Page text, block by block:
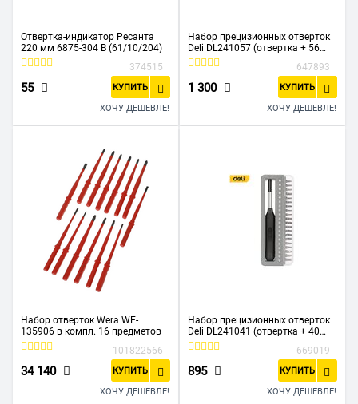
Отвертка-индикатор Ресанта
220 мм 6875-304 В (61/10/204)
374515
55 КУПИТЬ
ХОЧУ ДЕШЕВЛЕ!
Набор прецизионных отверток
Deli DL241057 (отвертка + 56
бит)
647893
1 300 КУПИТЬ
ХОЧУ ДЕШЕВЛЕ!
Набор отверток Wera WE-
135906 в компл. 16 предметов
101822566
34 140 КУПИТЬ
ХОЧУ ДЕШЕВЛЕ!
Набор прецизионных отверток
Deli DL241041 (отвертка + 40
бит)
669019
895 КУПИТЬ
ХОЧУ ДЕШЕВЛЕ!